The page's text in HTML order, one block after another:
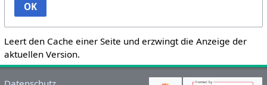
OK
Leert den Cache einer Seite und erzwingt die Anzeige der
aktuellen Version.